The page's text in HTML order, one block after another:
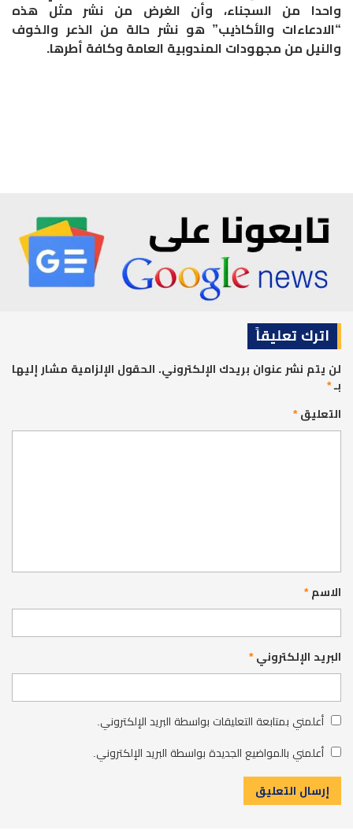
واحدا من السجناء، وأن الغرض من نشر مثل هذه
“الادعاءات والأكاذيب” هو نشر حالة من الذعر والخوف
والنيل من مجهودات المندوبية العامة وكافة أطرها.
اترك تعليقاً
لن يتم نشر عنوان بريدك الإلكتروني. الحقول الإلزامية مشار إليها
بـ*
التعليق*
الاسم*
البريد الإلكتروني*
أعلمني بمتابعة التعليقات بواسطة البريد الإلكتروني.
أعلمني بالمواضيع الجديدة بواسطة البريد الإلكتروني.